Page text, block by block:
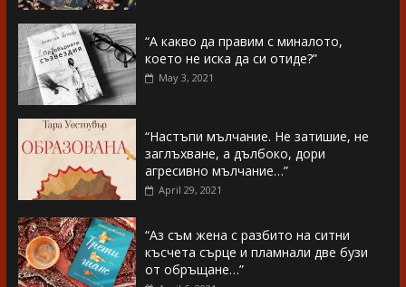
“А какво да правим с миналото,
което не иска да си отиде?”
May 3, 2021
“Настъпи мълчание. Не затишие, не
заглъхване, а дълбоко, дори
агресивно мълчание…”
April 29, 2021
“Аз съм жена с разбито на ситни
късчета сърце и пламнали две бузи
от обръщане…”